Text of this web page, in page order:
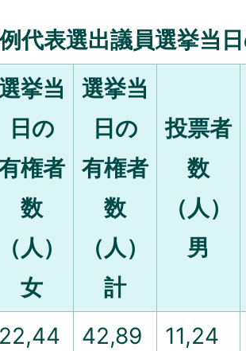
代表選出議員選挙当
挙当
日の
権者
数
（人）
女
選挙当
日の
有権者
数
（人）
計
投票者
数
（人）
男
22,44
42,89
11,24